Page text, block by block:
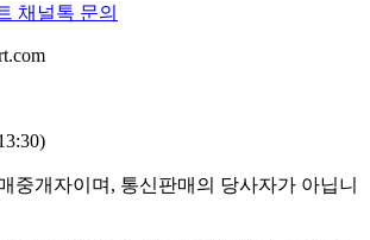
채널톡 문의
중개자이며, 통신판매의 당사자가 아닙니